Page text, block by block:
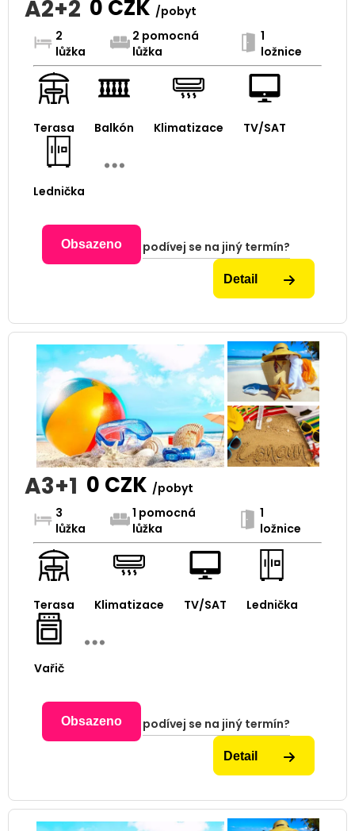
A2+2 0 CZK /pobyt
2
lůžka
2 pomocná
lůžka
1
ložnice
Terasa Balkón Klimatizace TV/SAT
Lednička
Obsazeno podívej se na jiný termín?
Detail
A3+1 0 CZK /pobyt
3
lůžka
1 pomocná
lůžka
1
ložnice
Terasa Klimatizace TV/SAT Lednička
Vařič
Obsazeno podívej se na jiný termín?
Detail